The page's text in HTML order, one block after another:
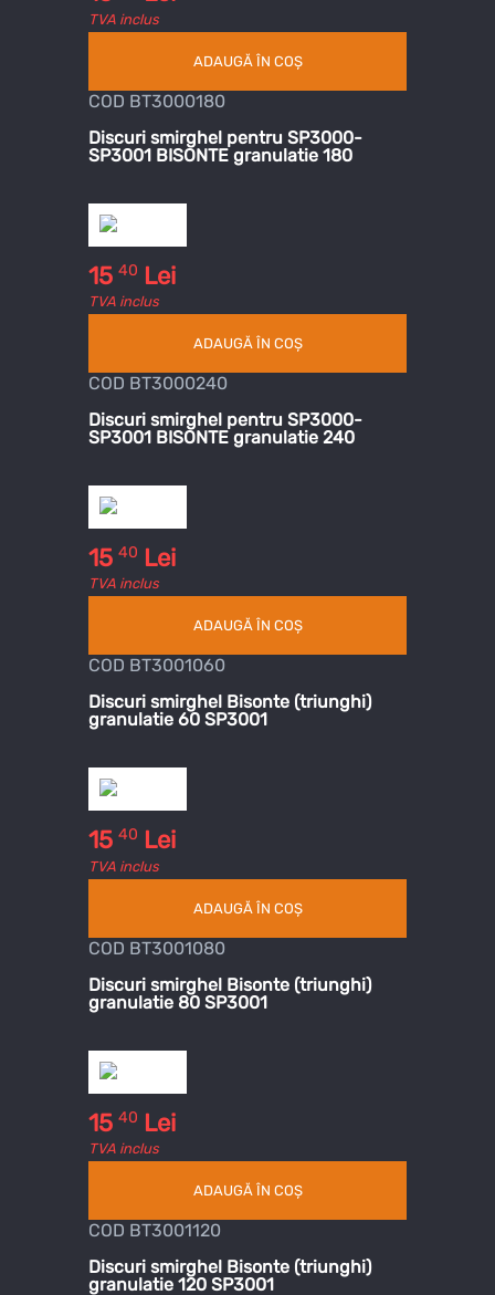
TVA inclus
ADAUGĂ ÎN COȘ
COD BT3000180
Discuri smirghel pentru SP3000-
SP3001 BISONTE granulatie 180
15 40 Lei
TVA inclus
ADAUGĂ ÎN COȘ
COD BT3000240
Discuri smirghel pentru SP3000-
SP3001 BISONTE granulatie 240
15 40 Lei
TVA inclus
ADAUGĂ ÎN COȘ
COD BT3001060
Discuri smirghel Bisonte (triunghi)
granulatie 60 SP3001
15 40 Lei
TVA inclus
ADAUGĂ ÎN COȘ
COD BT3001080
Discuri smirghel Bisonte (triunghi)
granulatie 80 SP3001
15 40 Lei
TVA inclus
ADAUGĂ ÎN COȘ
COD BT3001120
Discuri smirghel Bisonte (triunghi)
granulatie 120 SP3001